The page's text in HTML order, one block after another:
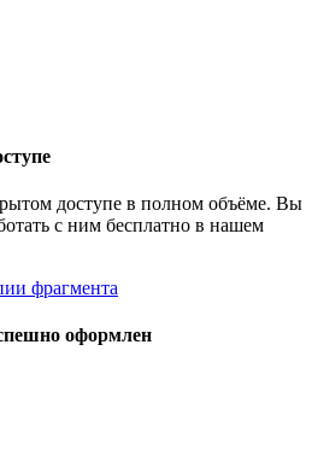
доступе в полном объёме. Вы
с ним бесплатно в нашем
фрагмента
оформлен